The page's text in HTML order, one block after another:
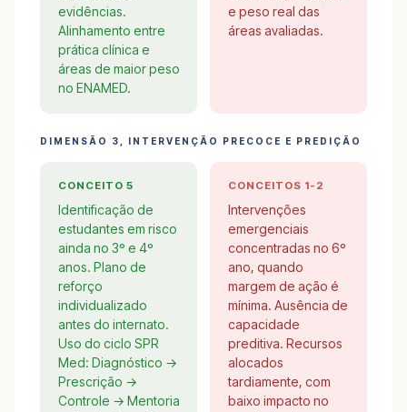
evidências.
Alinhamento entre
prática clínica e
áreas de maior peso
no ENAMED.
e peso real das
áreas avaliadas.
DIMENSÃO 3, INTERVENÇÃO PRECOCE E PREDIÇÃO
CONCEITO 5
Identificação de
estudantes em risco
ainda no 3º e 4º
anos. Plano de
reforço
individualizado
antes do internato.
Uso do ciclo SPR
Med: Diagnóstico →
Prescrição →
Controle → Mentoria
CONCEITOS 1-2
Intervenções
emergenciais
concentradas no 6º
ano, quando
margem de ação é
mínima. Ausência de
capacidade
preditiva. Recursos
alocados
tardiamente, com
baixo impacto no